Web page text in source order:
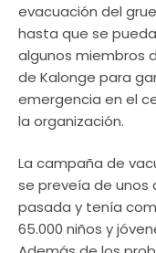
evacuación del
hasta que se
algunos miembros
de Kalonge para
emergencia en el
la organización.
La campaña de
se preveía de unos
pasada y tenía
65.000 niños y